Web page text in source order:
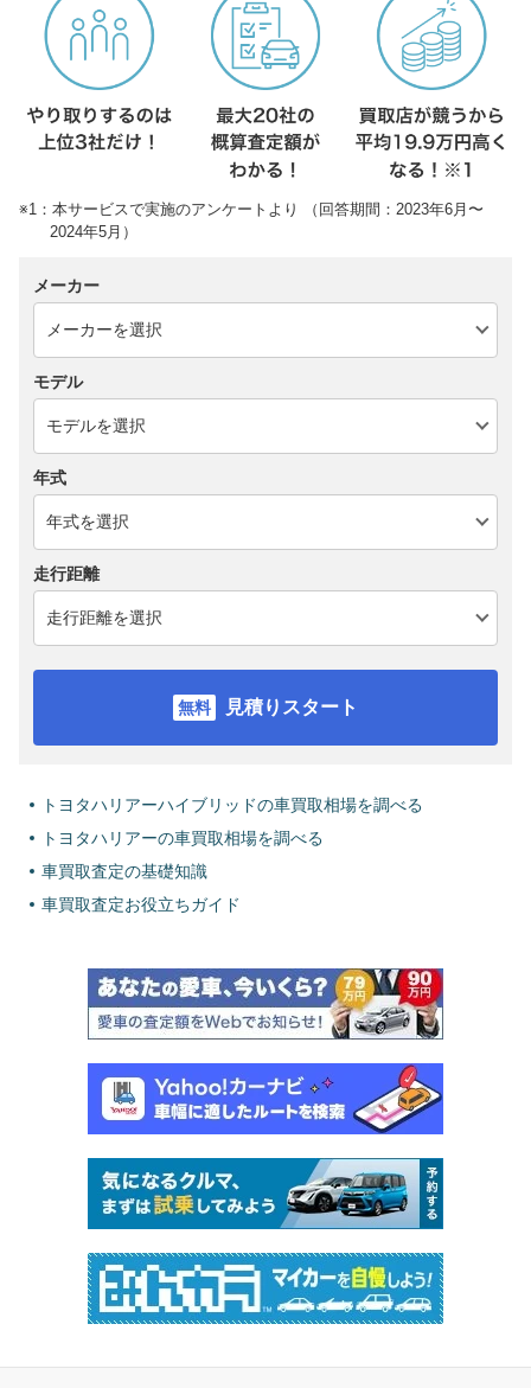
※1：本サービスで実施のアンケートより （回答期間：2023年6月〜
2024年5月）
メーカー
モデル
年式
走行距離
見積りスタート
トヨタハリアーハイブリッドの車買取相場を調べる
トヨタハリアーの車買取相場を調べる
車買取査定の基礎知識
車買取査定お役立ちガイド